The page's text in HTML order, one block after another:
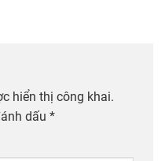
hiển thị công khai.
dấu *